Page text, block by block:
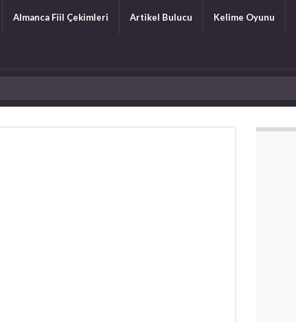
Almanca Fiil Çekimleri Artikel Bulucu Kelime Oyunu